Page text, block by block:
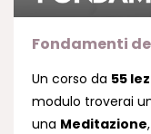
Fondamenti
Un corso da 55
modulo troverai
una Meditazione